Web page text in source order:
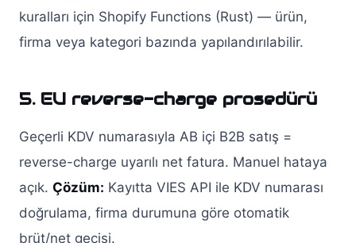
kuralları için Shopify Functions (Rust) — ürün,
firma veya kategori bazında yapılandırılabilir.
5. EU reverse-charge prosedürü
Geçerli KDV numarasıyla AB içi B2B satış =
reverse-charge uyarılı net fatura. Manuel hataya
açık. Çözüm: Kayıtta VIES API ile KDV numarası
doğrulama, firma durumuna göre otomatik
brüt/net geçişi.